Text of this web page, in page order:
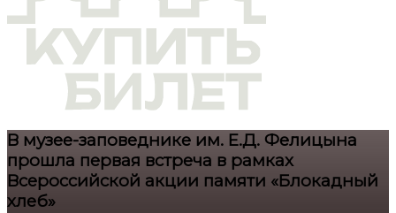
В музее-заповеднике им. Е.Д. Фелицына
прошла первая встреча в рамках
Всероссийской акции памяти «Блокадный
хлеб»